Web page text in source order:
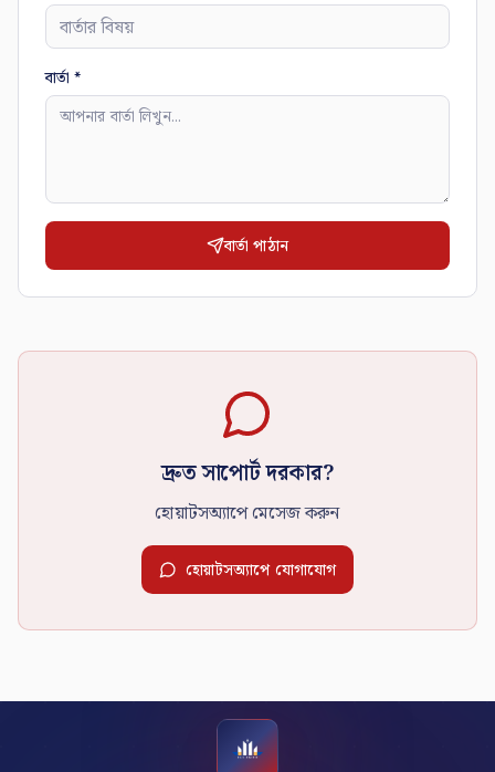
বার্তা *
বার্তা পাঠান
দ্রুত সাপোর্ট দরকার?
হোয়াটসঅ্যাপে মেসেজ করুন
হোয়াটসঅ্যাপে যোগাযোগ